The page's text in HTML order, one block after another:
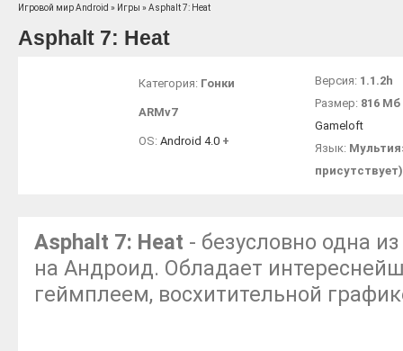
Игровой мир Android » Игры » Asphalt 7: Heat
Asphalt 7: Heat
Категория: Гонки
ARMv7
OS: Android 4.0 +
Версия: 1.1.2h
Размер: 816 Мб
Gameloft
Язык:
присутствует)
Asphalt 7: Heat - безусловно одна
на Андроид. Обладает
геймплеем, восхитительной